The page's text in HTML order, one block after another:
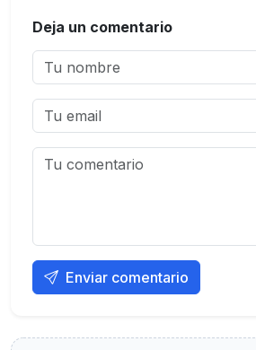
Deja un comentario
Enviar comentario